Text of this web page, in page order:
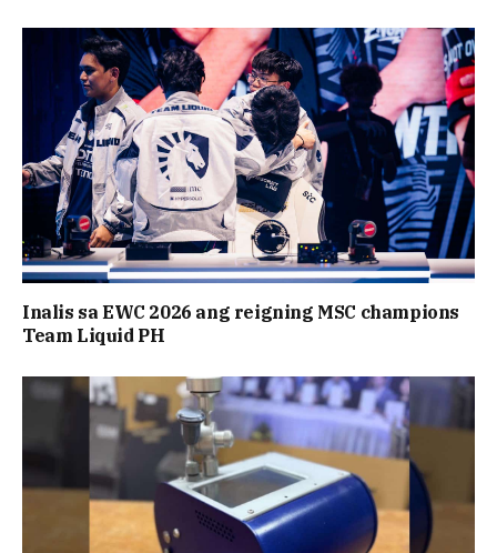
Inalis sa EWC 2026 ang reigning MSC champions
Team Liquid PH